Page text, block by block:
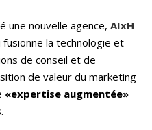
une nouvelle agence, AIxH
la technologie et
de conseil et de
de valeur du marketing
«expertise augmentée»